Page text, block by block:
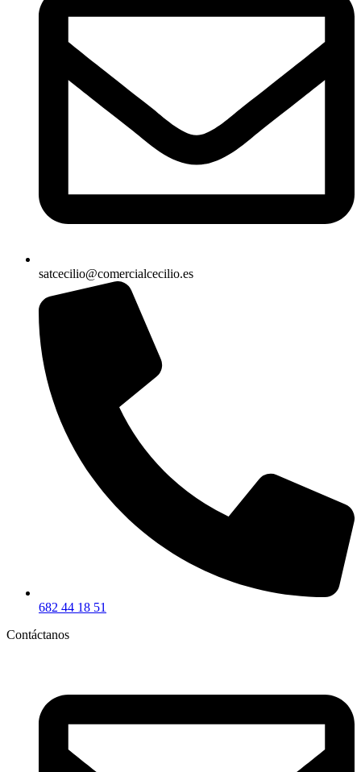
satcecilio@comercialcecilio.es
682 44 18 51
Contáctanos